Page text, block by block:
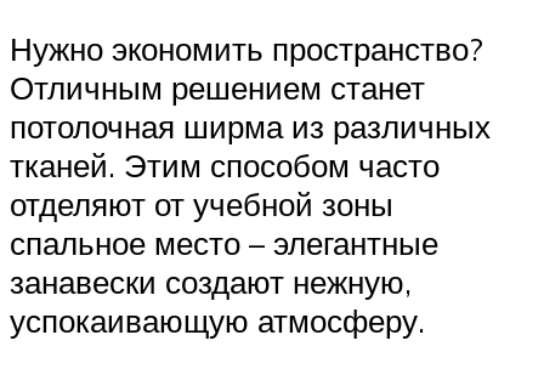
Нужно экономить пространство?
Отличным решением станет
потолочная ширма из различных
тканей. Этим способом часто
отделяют от учебной зоны
спальное место – элегантные
занавески создают нежную,
успокаивающую атмосферу.